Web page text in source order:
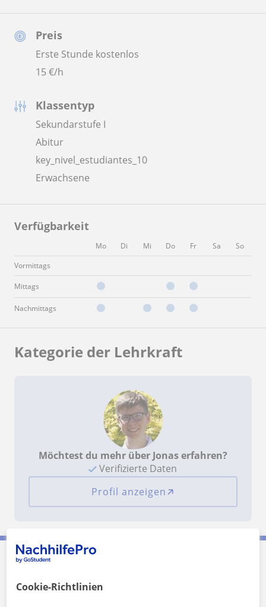
Preis
Erste Stunde kostenlos
15€/h
Klassentyp
Sekundarstufe I
Abitur
key_nivel_estudiantes_10
Erwachsene
Verfügbarkeit
Mo Di Mi Do Fr Sa
So
Vormittags
Mittags
Nachmittags
Kategorie der Lehrkraft
Möchtest du mehr über Jonas erfahren?
Verifizierte Daten
Profil anzeigen
Cookie-Richtlinien